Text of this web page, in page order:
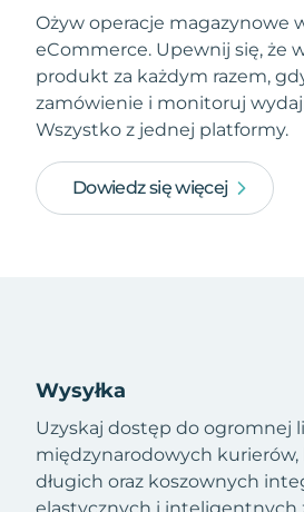
Ożyw operacje magazynowe
eCommerce. Upewnij się, że
produkt za każdym razem,
zamówienie i monitoruj
Wszystko z jednej platformy.
Dowiedz się więcej
Wysyłka
Uzyskaj dostęp do ogromnej
międzynarodowych
długich oraz koszownych